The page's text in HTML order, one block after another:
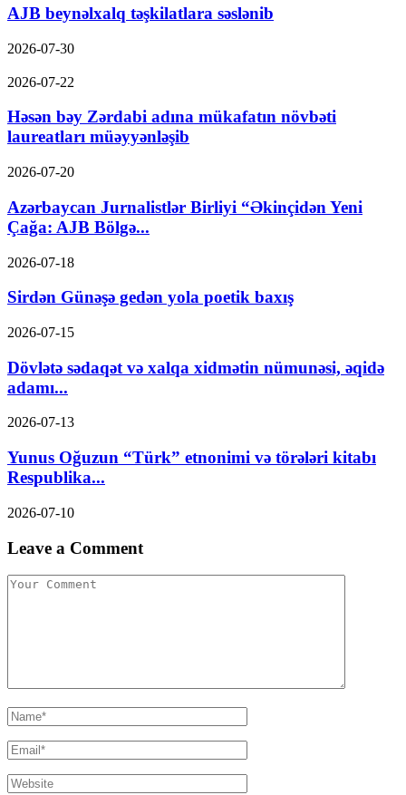
AJB beynəlxalq təşkilatlara səslənib
2026-07-30
2026-07-22
Həsən bəy Zərdabi adına mükafatın növbəti
laureatları müəyyənləşib
2026-07-20
Azərbaycan Jurnalistlər Birliyi “Əkinçidən Yeni
Çağa: AJB Bölgə...
2026-07-18
Sirdən Günəşə gedən yola poetik baxış
2026-07-15
Dövlətə sədaqət və xalqa xidmətin nümunəsi, əqidə
adamı...
2026-07-13
Yunus Oğuzun “Türk” etnonimi və törələri kitabı
Respublika...
2026-07-10
Leave a Comment